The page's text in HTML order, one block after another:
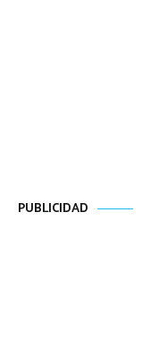
PUBLICIDAD